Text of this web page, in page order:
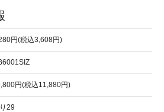
円(税込3,608円)
円(税込11,880円)
29